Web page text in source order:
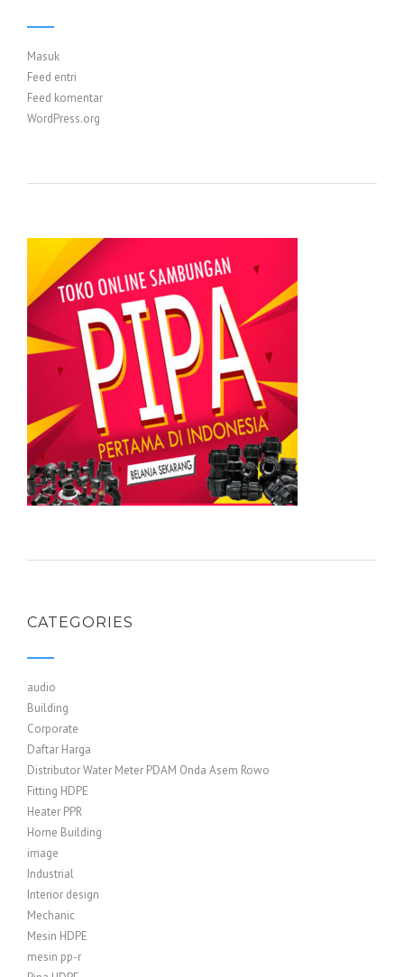
Masuk
Feed entri
Feed komentar
WordPress.org
CATEGORIES
audio
Building
Corporate
Daftar Harga
Distributor Water Meter PDAM Onda Asem Rowo
Fitting HDPE
Heater PPR
Home Building
image
Industrial
Interior design
Mechanic
Mesin HDPE
mesin pp-r